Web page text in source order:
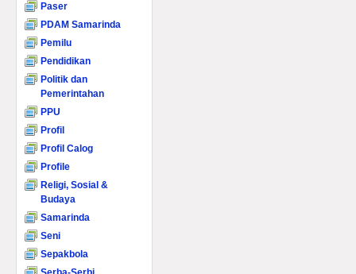
Paser
PDAM Samarinda
Pemilu
Pendidikan
Politik dan
Pemerintahan
PPU
Profil
Profil Calog
Profile
Religi, Sosial &
Budaya
Samarinda
Seni
Sepakbola